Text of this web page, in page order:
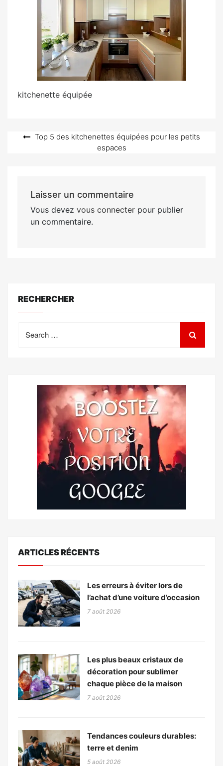
kitchenette équipée
Navigation
Top 5 des kitchenettes équipées pour les petits
espaces
Laisser un commentaire
Vous devez vous connecterpour publier
un commentaire.
RECHERCHER
for:
ARTICLES RÉCENTS
Les erreurs à éviter lors de
l’achat d’une voiture d’occasion
7 août 2026
Les plus beaux cristaux de
décoration pour sublimer
chaque pièce de la maison
7 août 2026
Tendances couleurs durables:
terre et denim
5 août 2026